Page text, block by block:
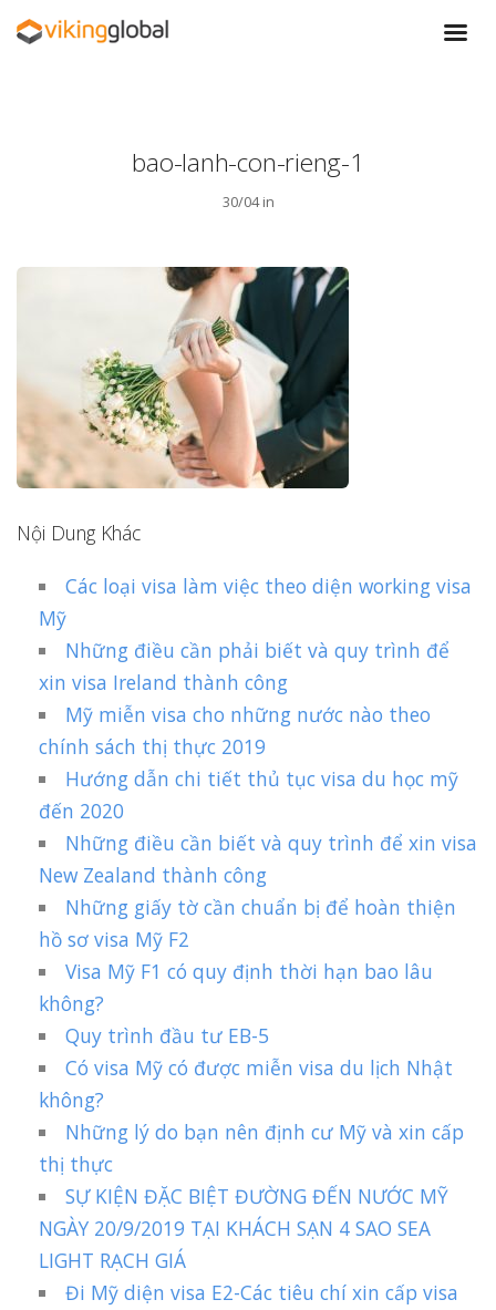
bao-lanh-con-rieng-1
30/04 in
Nội Dung Khác
Các loại visa làm việc theo diện working visa
Mỹ
Những điều cần phải biết và quy trình để
xin visa Ireland thành công
Mỹ miễn visa cho những nước nào theo
chính sách thị thực 2019
Hướng dẫn chi tiết thủ tục visa du học mỹ
đến 2020
Những điều cần biết và quy trình để xin visa
New Zealand thành công
Những giấy tờ cần chuẩn bị để hoàn thiện
hồ sơ visa Mỹ F2
Visa Mỹ F1 có quy định thời hạn bao lâu
không?
Quy trình đầu tư EB-5
Có visa Mỹ có được miễn visa du lịch Nhật
không?
Những lý do bạn nên định cư Mỹ và xin cấp
thị thực
SỰ KIỆN ĐẶC BIỆT ĐƯỜNG ĐẾN NƯỚC MỸ
NGÀY 20/9/2019 TẠI KHÁCH SẠN 4 SAO SEA
LIGHT RẠCH GIÁ
Đi Mỹ diện visa E2-Các tiêu chí xin cấp visa